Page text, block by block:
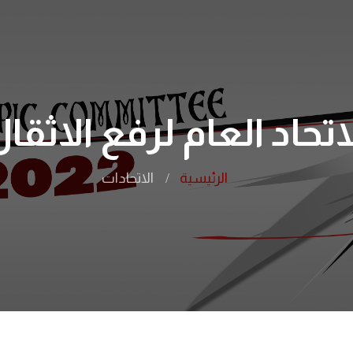
العام لرفع
الرئيسية الاتحادات